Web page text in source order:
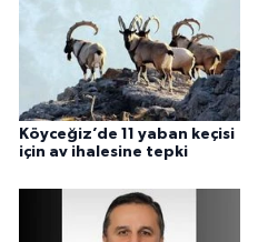
Köyceğiz’de 11 yaban keçisi
için av ihalesine tepki